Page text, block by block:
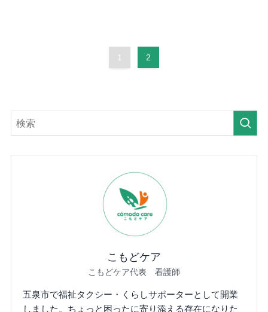
1 2
こもどケア
こもどケア代表 看護師
五泉市で福祉タクシー・くらしサポーターとして開業
しました。ちょっと困ったに寄り添える存在になりた